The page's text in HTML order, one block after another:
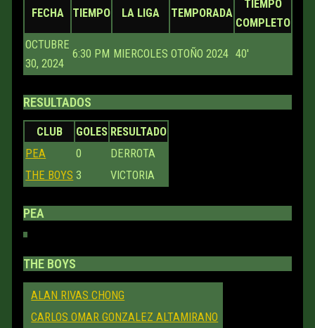
FECHA TIEMPO LA LIGA TEMPORADA
TIEMPO
COMPLETO
OCTUBRE
30, 2024
6:30 PM MIERCOLES OTOÑO 2024 40'
RESULTADOS
CLUB GOLES RESULTADO
PEA
0
DERROTA
THE BOYS 3 VICTORIA
PEA
THE BOYS
ALAN RIVAS CHONG
CARLOS OMAR GONZALEZ ALTAMIRANO